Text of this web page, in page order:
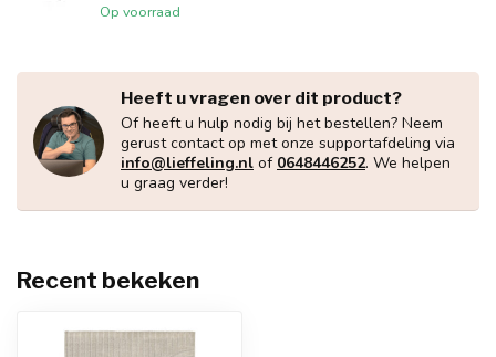
Op voorraad
Heeft u vragen over dit product?
Of heeft u hulp nodig bij het bestellen? Neem
gerust contact op met onze supportafdeling via
info@lieffeling.nl of 0648446252. We helpen
u graag verder!
Recent bekeken